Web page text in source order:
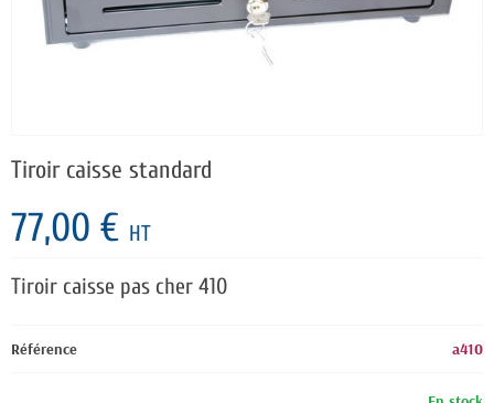
Tiroir caisse standard
77,00 € HT
Tiroir caisse pas cher 410
Référence a410